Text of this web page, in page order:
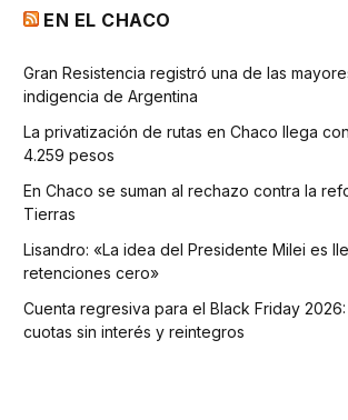
EN EL CHACO
Gran Resistencia registró una de las
indigencia de Argentina
La privatización de rutas en Chaco llega
4.259 pesos
En Chaco se suman al rechazo contra la
Tierras
Lisandro: «La idea del Presidente Milei es
retenciones cero»
Cuenta regresiva para el Black Friday 2026:
cuotas sin interés y reintegros